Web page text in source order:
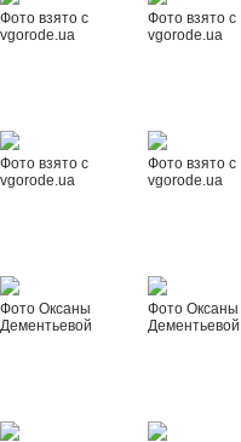
Фото взято с
vgorode.ua
Фото взято с
vgorode.ua
Фото взято с
vgorode.ua
Фото взято с
vgorode.ua
Фото Оксаны
Дементьевой
Фото Оксаны
Дементьевой